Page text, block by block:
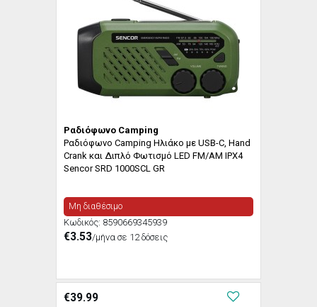
Ραδιόφωνο Camping
Ραδιόφωνο Camping Ηλιάκο με USB-C, Hand
Crank και Διπλό Φωτισμό LED FM/AM IPX4
Sencor SRD 1000SCL GR
Μη διαθέσιμο
Κωδικός: 8590669345939
€3.53/μήνα σε 12 δόσεις
€39.99